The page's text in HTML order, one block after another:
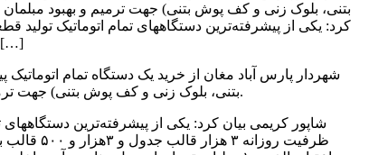
بتنی، بلوک زنی و کف پوش بتنی) جهت ترمیم و بهبود
قالب جدول و ۳هزار و ۵۰۰ قالب […]
شهردار پارس آباد مغان از خرید یک دستگاه تمام
بتنی، بلوک زنی و کف پوش بتنی) جهت ترمیم و بهبود مبلمان شهری خبر داد.
شاپور کریمی بیان کرد: یکی از پیشرفته‌ترین دستگاههای
ظرفیت